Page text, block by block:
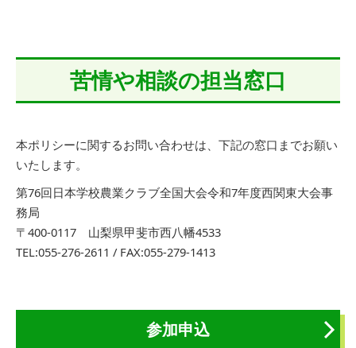
苦情や相談の担当窓口
本ポリシーに関するお問い合わせは、下記の窓口までお願い
いたします。
第76回日本学校農業クラブ全国大会令和7年度西関東大会事
務局
〒400-0117 山梨県甲斐市西八幡4533
TEL:055-276-2611 / FAX:055-279-1413
参加申込